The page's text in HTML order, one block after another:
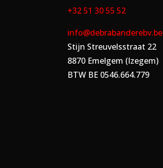
+32 51 30 55 52
info@debrabanderebv.be
Stijn Streuvelsstraat 22
8870 Emelgem (Izegem)
BTW BE 0546.664.779